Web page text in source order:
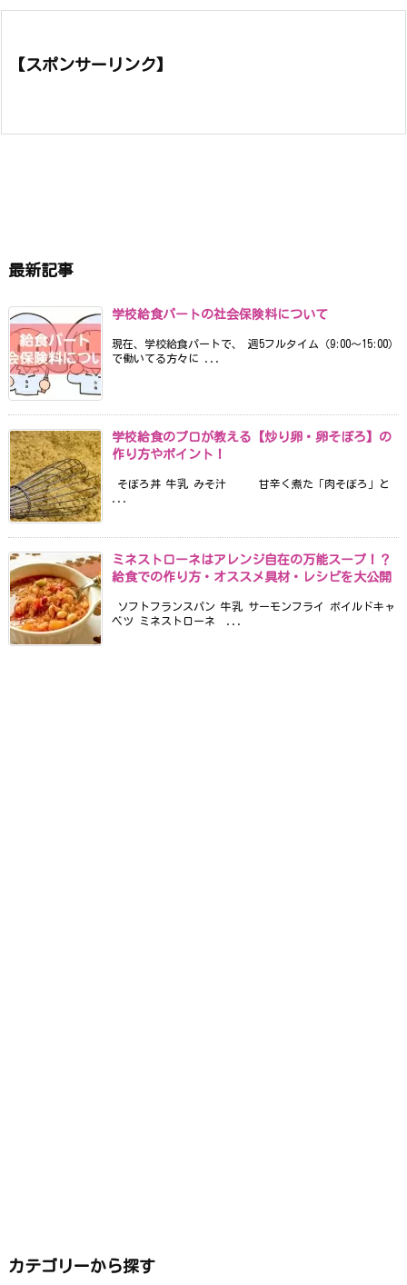
【スポンサーリンク】
最新記事
学校給食パートの社会保険料について
現在、学校給食パートで、 週5フルタイム（9:00〜15:00）
で働いてる方々に ...
学校給食のプロが教える【炒り卵・卵そぼろ】の
作り方やポイント！
そぼろ丼 牛乳 みそ汁 甘辛く煮た「肉そぼろ」と
ミネストローネはアレンジ自在の万能スープ！？
給食での作り方・オススメ具材・レシピを大公開
ソフトフランスパン 牛乳 サーモンフライ ボイルドキャ
ベツ ミネストローネ ...
カテゴリーから探す